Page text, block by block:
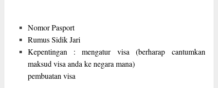
Nomor Pasport
Rumus Sidik Jari
Kepentingan : mengatur visa (berharap cantumkan
maksud visa anda ke negara mana)
pembuatan visa